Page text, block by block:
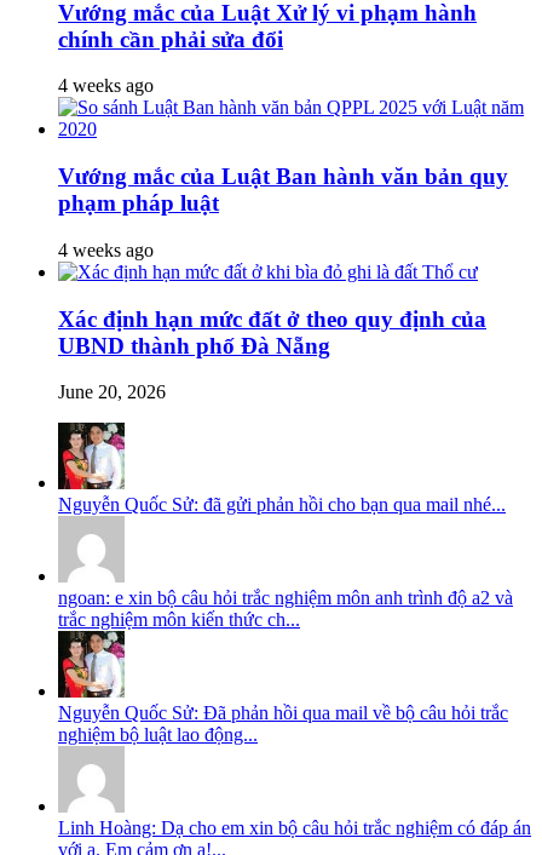
Vướng mắc của Luật Xử lý vi phạm hành
chính cần phải sửa đổi
4 weeks ago
Vướng mắc của Luật Ban hành văn bản quy
phạm pháp luật
4 weeks ago
Xác định hạn mức đất ở theo quy định của
UBND thành phố Đà Nẵng
June 20, 2026
Nguyễn Quốc Sử: đã gửi phản hồi cho bạn qua mail nhé...
ngoan: e xin bộ câu hỏi trắc nghiệm môn anh trình độ a2 và
trắc nghiệm môn kiến thức ch...
Nguyễn Quốc Sử: Đã phản hồi qua mail về bộ câu hỏi trắc
nghiệm bộ luật lao động...
Linh Hoàng: Dạ cho em xin bộ câu hỏi trắc nghiệm có đáp án
với ạ. Em cảm ơn ạ!...